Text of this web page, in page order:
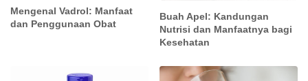
Mengenal Vadrol: Manfaat
dan Penggunaan Obat
Buah Apel: Kandungan
Nutrisi dan Manfaatnya bagi
Kesehatan